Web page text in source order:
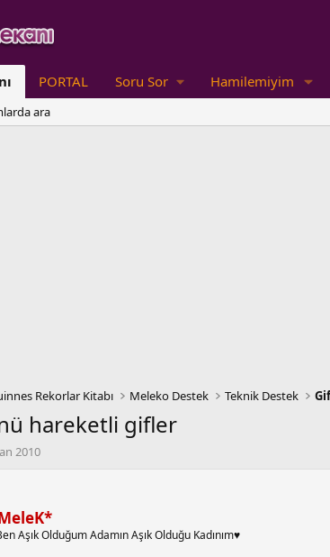
PORTAL Soru Sor Hamilemiyim
ara
Rekorlar Kitabı Meleko Destek Teknik Destek
hareketli gifler
2010
Aşık Olduğum Adamın Aşık Olduğu Kadınım♥